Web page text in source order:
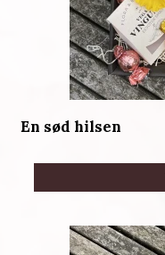
En sød hilsen